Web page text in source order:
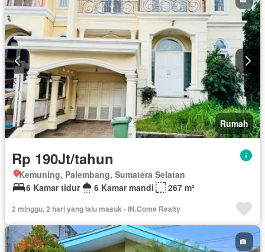
Rumah
Rp 190Jt/tahun
Kemuning, Palembang, Sumatera Selatan
6 Kamar tidur
6 Kamar mandi 267 m²
2 minggu, 2 hari yang lalu masuk - IN.Come Realty